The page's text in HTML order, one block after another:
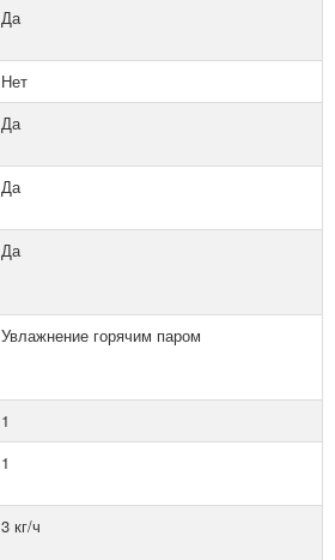
Да
Нет
Да
Да
Да
Увлажнение горячим паром
1
1
3 кг/ч